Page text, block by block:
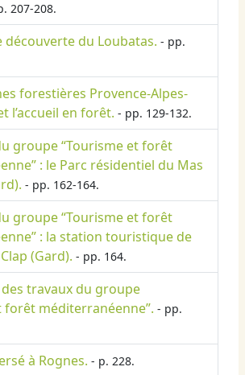
207-208.
découverte du Loubatas. - pp.
forestières Provence-Alpes-
l’accueil en forêt. - pp. 129-132.
groupe “Tourisme et forêt
: le Parc résidentiel du Mas
- pp. 162-164.
groupe “Tourisme et forêt
: la station touristique de
(Gard). - pp. 164.
travaux du groupe
forêt méditerranéenne”. - pp.
à Rognes. - p. 228.